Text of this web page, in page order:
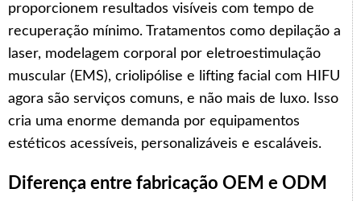
proporcionem resultados visíveis com tempo de
recuperação mínimo. Tratamentos como depilação a
laser, modelagem corporal por eletroestimulação
muscular (EMS), criolipólise e lifting facial com HIFU
agora são serviços comuns, e não mais de luxo. Isso
cria uma enorme demanda por equipamentos
estéticos acessíveis, personalizáveis e escaláveis.
Diferença entre fabricação OEM e ODM